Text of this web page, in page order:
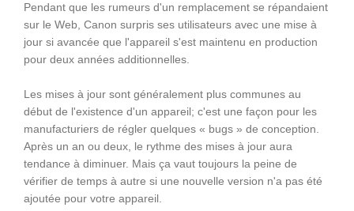
Pendant que les rumeurs d'un remplacement se répandaient
sur le Web, Canon surpris ses utilisateurs avec une mise à
jour si avancée que l'appareil s'est maintenu en production
pour deux années additionnelles.
Les mises à jour sont généralement plus communes au
début de l'existence d'un appareil; c'est une façon pour les
manufacturiers de régler quelques « bugs » de conception.
Après un an ou deux, le rythme des mises à jour aura
tendance à diminuer. Mais ça vaut toujours la peine de
vérifier de temps à autre si une nouvelle version n'a pas été
ajoutée pour votre appareil.